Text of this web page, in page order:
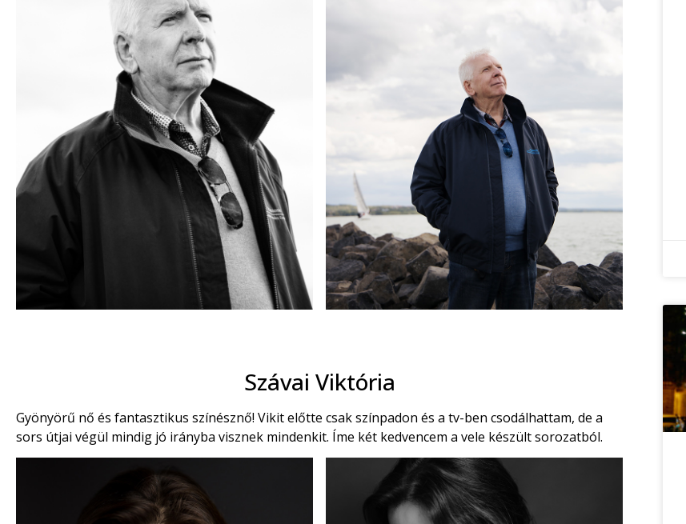
Szávai Viktória
Gyönyörű nő és fantasztikus színésznő! Vikit előtte csak színpadon és a tv-ben csodálhattam, de a
sors útjai végül mindig jó irányba visznek mindenkit. Íme két kedvencem a vele készült sorozatból.